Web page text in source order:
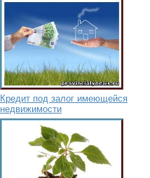
Кредит под залог имеющейся
недвижимости